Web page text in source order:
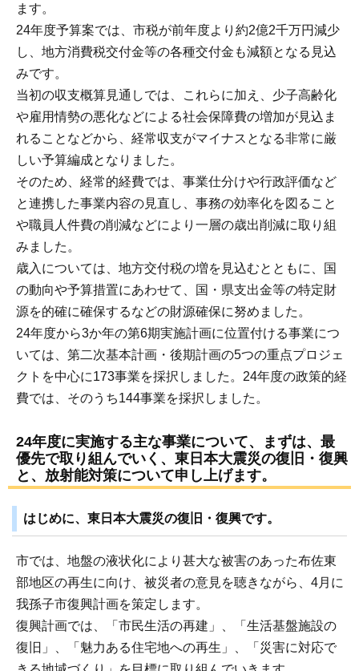
ます。
24年度予算案では、市税が前年度より約2億2千万円減少
し、地方消費税交付金等の各種交付金も減額となる見込
みです。
当初の収支概算見通しでは、これらに加え、少子高齢化
や雇用情勢の悪化などによる社会保障費の増加が見込ま
れることなどから、経常収支がマイナスとなる非常に厳
しい予算編成となりました。
そのため、経常的経費では、事業仕分けや行政評価など
と連携した事業内容の見直し、事務の効率化を図ること
や職員人件費の削減などにより一層の歳出削減に取り組
みました。
歳入については、地方交付税の増を見込むとともに、国
の動向や予算措置にあわせて、国・県支出金等の特定財
源を的確に確保するなどの財源確保に努めました。
24年度から3か年の第6期実施計画に位置付ける事業につ
いては、第二次基本計画・後期計画の5つの重点プロジェ
クトを中心に173事業を採択しました。24年度の政策的経
費では、そのうち144事業を採択しました。
24年度に実施する主な事業について、まずは、最
優先で取り組んでいく、東日本大震災の復旧・復興
と、放射能対策について申し上げます。
はじめに、東日本大震災の復旧・復興です。
市では、地盤の液状化により甚大な被害のあった布佐東
部地区の再生に向け、被災者の意見を聴きながら、4月に
我孫子市復興計画を策定します。
復興計画では、「市民生活の再建」、「生活基盤施設の
復旧」、「魅力ある住宅地への再生」、「災害に対応で